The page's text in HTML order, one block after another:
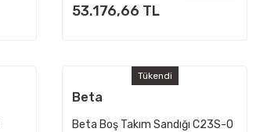
53.176,66 TL
Tükendi
Beta
Beta Boş Takım Sandığı C23S-O